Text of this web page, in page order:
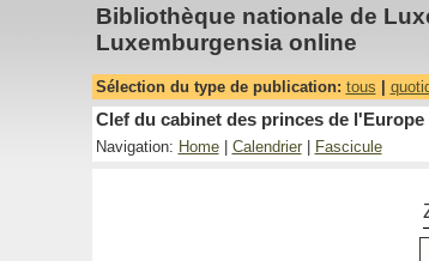
Bibliothèque nationale de
Luxemburgensia online
Sélection du type de publication: tous
Clef du cabinet des princes de l'Europe
Navigation: Home| Calendrier| Fascicule